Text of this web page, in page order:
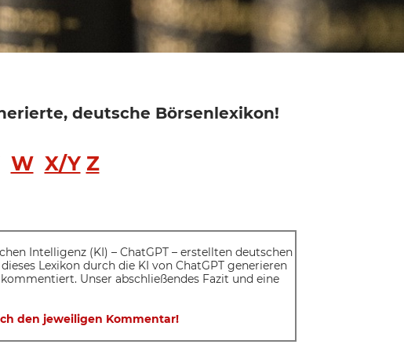
deutsche Börsenlexikon!
W X/Y Z
Intelligenz (KI) – ChatGPT – erstellten deutschen
Lexikon durch die KI von ChatGPT generieren
Unser abschließendes Fazit und eine
den jeweiligen Kommentar!